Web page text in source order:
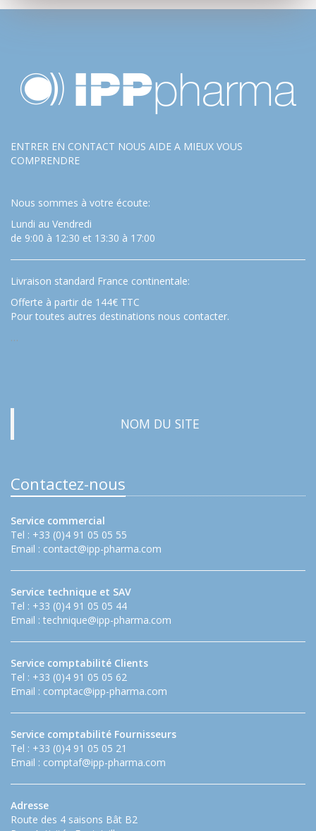
ENTRER EN CONTACT NOUS AIDE A MIEUX VOUS
COMPRENDRE
Nous sommes à votre écoute:
Lundi au Vendredi
de 9:00 à 12:30 et 13:30 à 17:00
Livraison standard France continentale:
Offerte à partir de 144€ TTC
Pour toutes autres destinations nous contacter.
…
NOM DU SITE
Contactez-nous
Service commercial
Tel : +33 (0)4 91 05 05 55
Email : contact@ipp-pharma.com
Service technique et SAV
Tel : +33 (0)4 91 05 05 44
Email : technique@ipp-pharma.com
Service comptabilité Clients
Tel : +33 (0)4 91 05 05 62
Email : comptac@ipp-pharma.com
Service comptabilité Fournisseurs
Tel : +33 (0)4 91 05 05 21
Email : comptaf@ipp-pharma.com
Adresse
Route des 4 saisons Bât B2